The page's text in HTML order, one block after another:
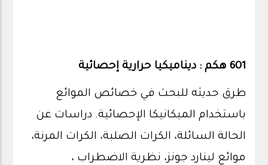
601 هكم : ديناميكيا حرارية إحصائية
طرق حديثه للبحث في خصائص الموائع
باستخدام الميكانيكا الإحصائية. دراسات عن
الحالة السائلة، الكرات الصلبة، الكرات المرنة،
موائع لينارد جونز، نظرية الاضطراب ،